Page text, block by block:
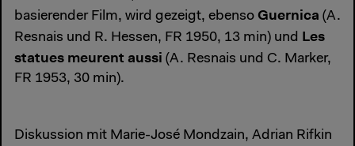
basierender Film, wird gezeigt, ebenso Guernica (A.
Resnais und R. Hessen, FR 1950, 13 min) und Les
statues meurent aussi (A. Resnais und C. Marker,
FR 1953, 30 min).
Diskussion mit Marie-José Mondzain, Adrian Rifkin